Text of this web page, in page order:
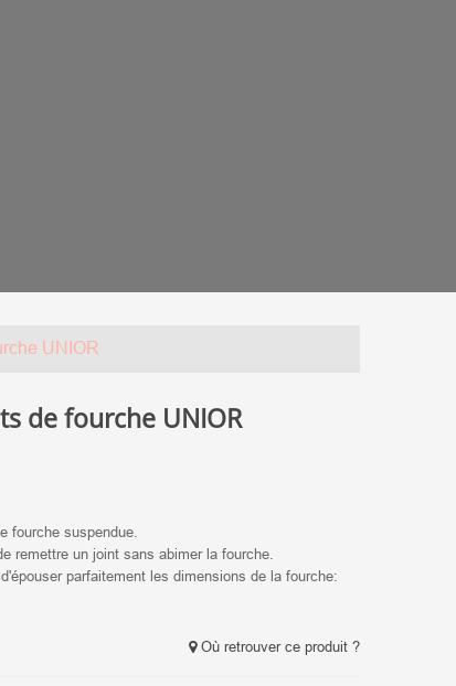
UNIOR
de fourche UNIOR
fourche suspendue.
remettre un joint sans abimer la fourche.
parfaitement les dimensions de la fourche:
Où retrouver ce produit ?